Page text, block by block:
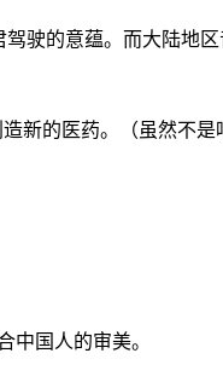
驶的意蕴。而大陆地区
新的医药。（虽然不
中国人的审美。